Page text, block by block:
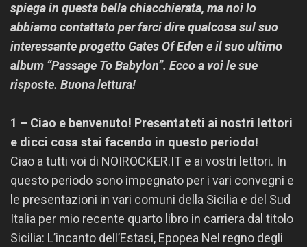
spiega in questa bella chiacchierata, ma noi lo
abbiamo contattato per farci dire qualcosa sul suo
interessante progetto Gates Of Eden e il suo ultimo
album “Passage To Babylon”. Ecco a voi le sue
risposte. Buona lettura!
1 – Ciao e benvenuto! Presentateti ai nostri lettori
e dicci cosa stai facendo in questo periodo!
Ciao a tutti voi di NOIROCKER.IT e ai vostri lettori. In
questo periodo sono impegnato per i vari convegni e
le presentazioni in vari comuni della Sicilia e del Sud
Italia per mio recente quarto libro in carriera dal titolo
Sicilia: L’incanto dell’Estasi, Epopea Nel regno degli